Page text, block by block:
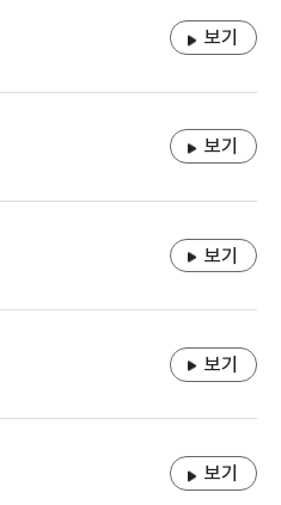
보기
보기
보기
보기
보기